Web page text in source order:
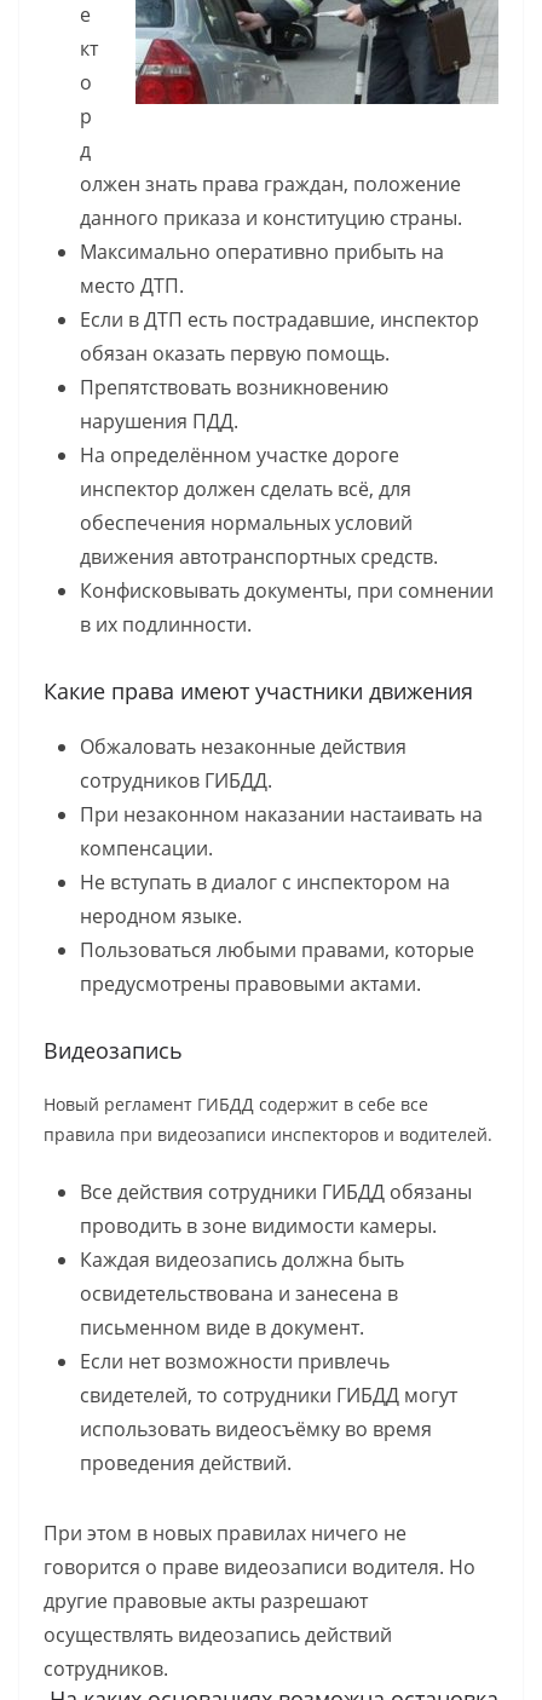
е
кт
о
р
д
олжен знать права граждан, положение
данного приказа и конституцию страны.
Максимально оперативно прибыть на
место ДТП.
Если в ДТП есть пострадавшие, инспектор
обязан оказать первую помощь.
Препятствовать возникновению
нарушения ПДД.
На определённом участке дороге
инспектор должен сделать всё, для
обеспечения нормальных условий
движения автотранспортных средств.
Конфисковывать документы, при сомнении
в их подлинности.
Какие права имеют участники движения
Обжаловать незаконные действия
сотрудников ГИБДД.
При незаконном наказании настаивать на
компенсации.
Не вступать в диалог с инспектором на
неродном языке.
Пользоваться любыми правами, которые
предусмотрены правовыми актами.
Видеозапись
Новый регламент ГИБДД содержит в себе все
правила при видеозаписи инспекторов и водителей.
Все действия сотрудники ГИБДД обязаны
проводить в зоне видимости камеры.
Каждая видеозапись должна быть
освидетельствована и занесена в
письменном виде в документ.
Если нет возможности привлечь
свидетелей, то сотрудники ГИБДД могут
использовать видеосъёмку во время
проведения действий.
При этом в новых правилах ничего не
говорится о праве видеозаписи водителя. Но
другие правовые акты разрешают
осуществлять видеозапись действий
сотрудников.